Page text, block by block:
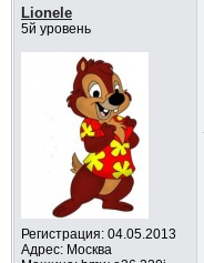
Lionele
5й уровень
Регистрация: 04.05.2013
Адрес: Москва